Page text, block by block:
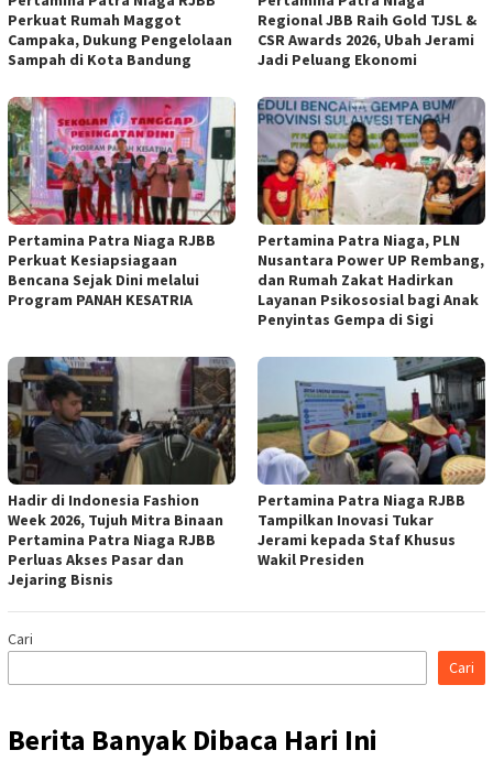
Perkuat Rumah Maggot
Campaka, Dukung Pengelolaan
Sampah di Kota Bandung
Regional JBB Raih Gold TJSL &
CSR Awards 2026, Ubah Jerami
Jadi Peluang Ekonomi
Pertamina Patra Niaga RJBB
Perkuat Kesiapsiagaan
Bencana Sejak Dini melalui
Program PANAH KESATRIA
Pertamina Patra Niaga, PLN
Nusantara Power UP Rembang,
dan Rumah Zakat Hadirkan
Layanan Psikososial bagi Anak
Penyintas Gempa di Sigi
Hadir di Indonesia Fashion
Week 2026, Tujuh Mitra Binaan
Pertamina Patra Niaga RJBB
Perluas Akses Pasar dan
Jejaring Bisnis
Pertamina Patra Niaga RJBB
Tampilkan Inovasi Tukar
Jerami kepada Staf Khusus
Wakil Presiden
Cari
Cari
Berita Banyak Dibaca Hari Ini